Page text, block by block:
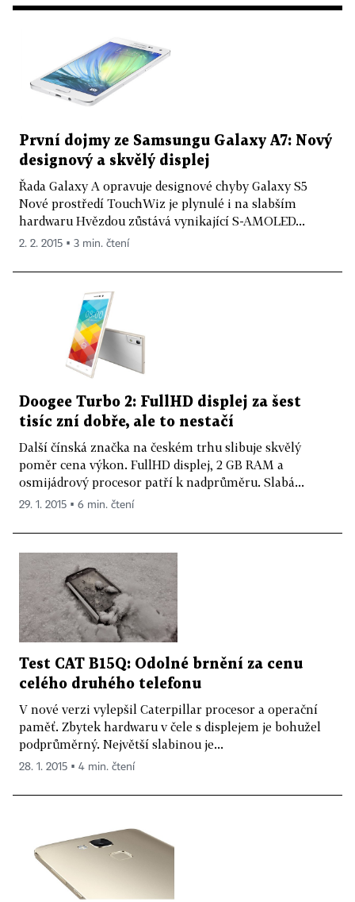
První dojmy ze Samsungu Galaxy A7: Nový
designový a skvělý displej
Řada Galaxy A opravuje designové chyby Galaxy S5
Nové prostředí TouchWiz je plynulé i na slabším
hardwaru Hvězdou zůstává vynikající S-AMOLED...
2. 2. 2015 ▪ 3 min. čtení
Doogee Turbo 2: FullHD displej za šest
tisíc zní dobře, ale to nestačí
Další čínská značka na českém trhu slibuje skvělý
poměr cena výkon. FullHD displej, 2 GB RAM a
osmijádrový procesor patří k nadprůměru. Slabá...
29. 1. 2015 ▪ 6 min. čtení
Test CAT B15Q: Odolné brnění za cenu
celého druhého telefonu
V nové verzi vylepšil Caterpillar procesor a operační
paměť. Zbytek hardwaru v čele s displejem je bohužel
podprůměrný. Největší slabinou je...
28. 1. 2015 ▪ 4 min. čtení